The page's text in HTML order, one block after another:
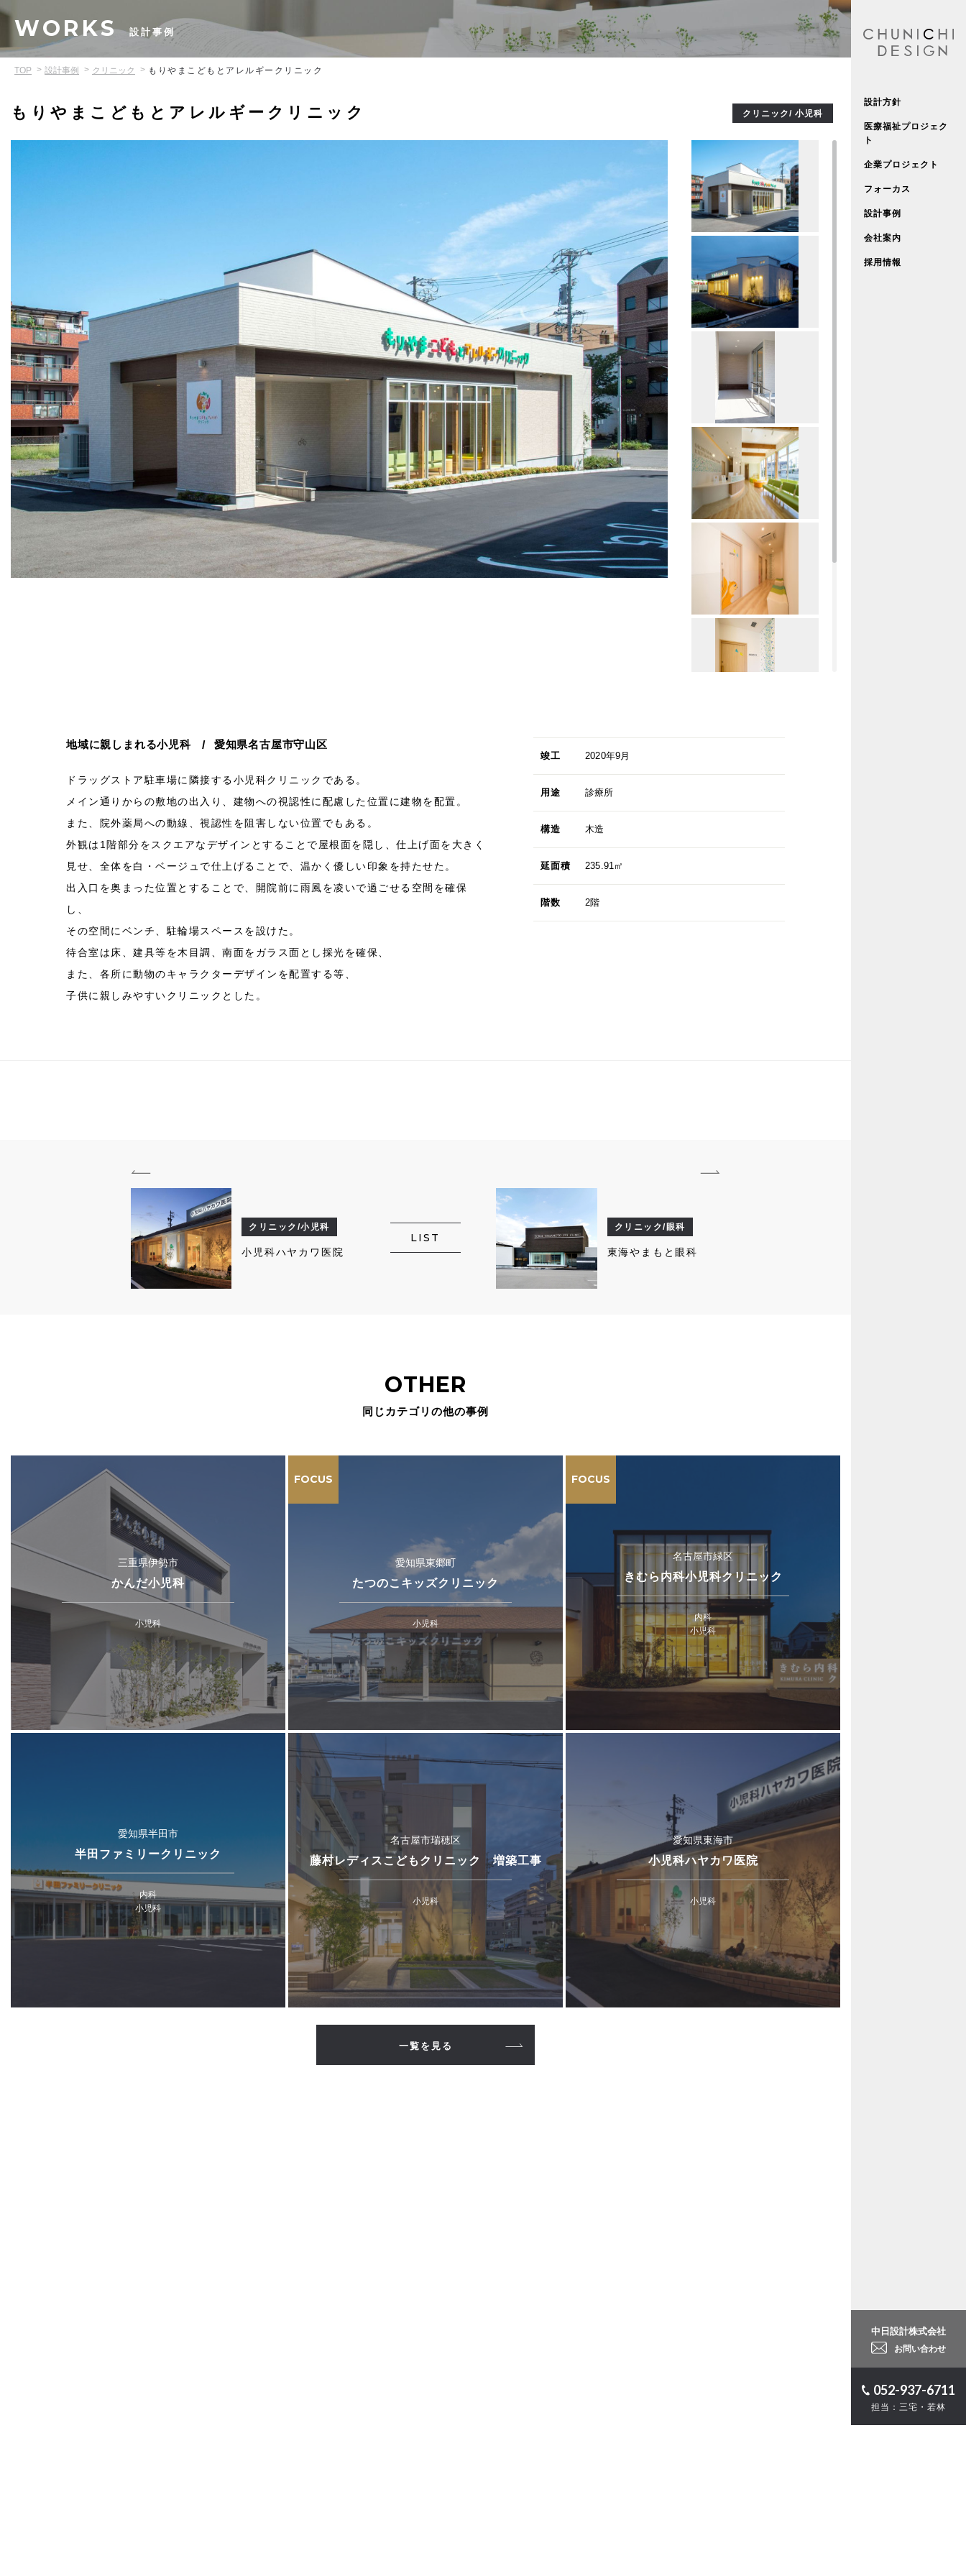
設計方針
医療福祉プロジェク
ト
企業プロジェクト
フォーカス
設計事例
会社案内
採用情報
中日設計株式会社
お問い合わせ
052-937-6711
担当：三宅・若林
WORKS 設計事例
TOP 設計事例 クリニック もりやまこどもとアレルギークリニック
クリニック/ 小児科
もりやまこどもとアレルギークリニック
地域に親しまれる小児科 愛知県名古屋市守山区
ドラッグストア駐車場に隣接する小児科クリニックである。
メイン通りからの敷地の出入り、建物への視認性に配慮した位置に建物を配置。
また、院外薬局への動線、視認性を阻害しない位置でもある。
外観は1階部分をスクエアなデザインとすることで屋根面を隠し、仕上げ面を大きく
見せ、全体を白・ベージュで仕上げることで、温かく優しい印象を持たせた。
出入口を奥まった位置とすることで、開院前に雨風を凌いで過ごせる空間を確保
し、
その空間にベンチ、駐輪場スペースを設けた。
待合室は床、建具等を木目調、南面をガラス面とし採光を確保、
また、各所に動物のキャラクターデザインを配置する等、
子供に親しみやすいクリニックとした。
竣工 2020年9月
用途 診療所
構造 木造
延面積 235.91㎡
階数 2階
クリニック/小児科
小児科ハヤカワ医院
LIST
クリニック/眼科
東海やまもと眼科
OTHER
同じカテゴリの他の事例
三重県伊勢市
かんだ小児科
小児科
FOCUS
愛知県東郷町
たつのこキッズクリニック
小児科
FOCUS
名古屋市緑区
きむら内科小児科クリニック
内科
小児科
愛知県半田市
半田ファミリークリニック
内科
小児科
名古屋市瑞穂区
藤村レディスこどもクリニック 増築工事
小児科
愛知県東海市
小児科ハヤカワ医院
小児科
一覧を見る